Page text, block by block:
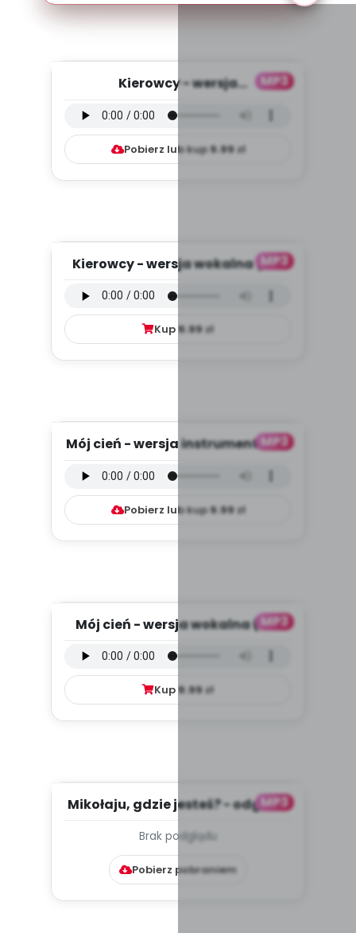
MP3
Kierowcy - wersja
Pobierz lub kup9.99zł
MP3
Kierowcy - wersja wokalna (PD,
Kup 9.99 zł
MP3
Mój cień - wersja instrumentalna
Pobierz lub kup9.99zł
MP3
Mój cień - wersja wokalna (PD,
Kup9.99zł
MP3
Mikołaju, gdzie jesteś? - odgłosy
Brak podglądu
Pobierz pobraniem